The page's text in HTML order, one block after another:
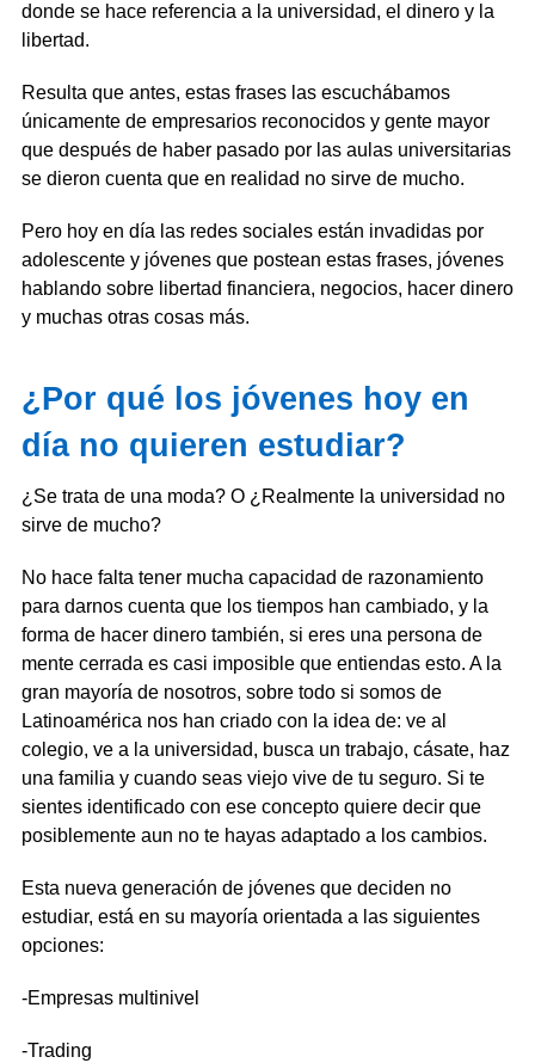
donde se hace referencia a la universidad, el dinero y la
libertad.
Resulta que antes, estas frases las escuchábamos
únicamente de empresarios reconocidos y gente mayor
que después de haber pasado por las aulas universitarias
se dieron cuenta que en realidad no sirve de mucho.
Pero hoy en día las redes sociales están invadidas por
adolescente y jóvenes que postean estas frases, jóvenes
hablando sobre libertad financiera, negocios, hacer dinero
y muchas otras cosas más.
¿Por qué los jóvenes hoy en
día no quieren estudiar?
¿Se trata de una moda? O ¿Realmente la universidad no
sirve de mucho?
No hace falta tener mucha capacidad de razonamiento
para darnos cuenta que los tiempos han cambiado, y la
forma de hacer dinero también, si eres una persona de
mente cerrada es casi imposible que entiendas esto. A la
gran mayoría de nosotros, sobre todo si somos de
Latinoamérica nos han criado con la idea de: ve al
colegio, ve a la universidad, busca un trabajo, cásate, haz
una familia y cuando seas viejo vive de tu seguro. Si te
sientes identificado con ese concepto quiere decir que
posiblemente aun no te hayas adaptado a los cambios.
Esta nueva generación de jóvenes que deciden no
estudiar, está en su mayoría orientada a las siguientes
opciones:
-Empresas multinivel
-Trading